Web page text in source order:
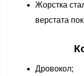
Жорстка
верстата
Дровокол;